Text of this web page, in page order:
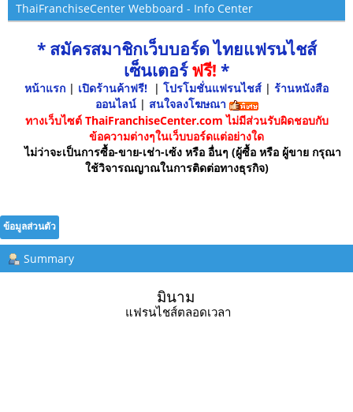
ThaiFranchiseCenter Webboard - Info Center
* สมัครสมาชิกเว็บบอร์ด ไทยแฟรนไชส์
เซ็นเตอร์ฟรี! *
หน้าแรก | เปิดร้านค้าฟรี! | โปรโมชั่นแฟรนไชส์ | ร้านหนังสือ
ออนไลน์ | สนใจลงโฆษณา
ทางเว็บไซต์ ThaiFranchiseCenter.com ไม่มีส่วนรับผิดชอบกับ
ข้อความต่างๆในเว็บบอร์ดแต่อย่างใด
ไม่ว่าจะเป็นการซื้อ-ขาย-เช่า-เซ้ง หรือ อื่นๆ (ผู้ซื้อ หรือ ผู้ขาย กรุณา
ใช้วิจารณญาณในการติดต่อทางธุรกิจ)
ข้อมูลส่วนตัว
Summary
มินาม
แฟรนไชส์ตลอดเวลา